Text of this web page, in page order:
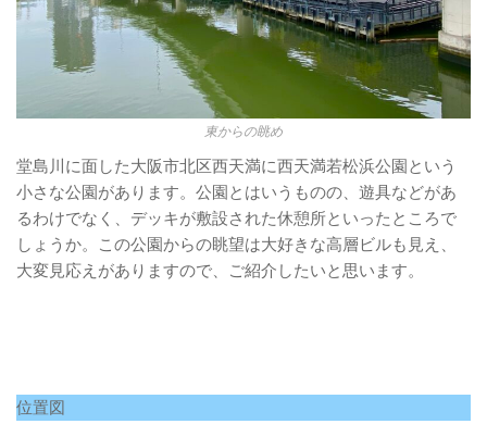
東からの眺め
堂島川に面した大阪市北区西天満に西天満若松浜公園という
小さな公園があります。公園とはいうものの、遊具などがあ
るわけでなく、デッキが敷設された休憩所といったところで
しょうか。この公園からの眺望は大好きな高層ビルも見え、
大変見応えがありますので、ご紹介したいと思います。
位置図